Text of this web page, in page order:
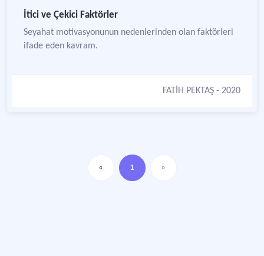
İtici ve Çekici Faktörler
Seyahat motivasyonunun nedenlerinden olan faktörleri
ifade eden kavram.
FATİH PEKTAŞ - 2020
« 1 »